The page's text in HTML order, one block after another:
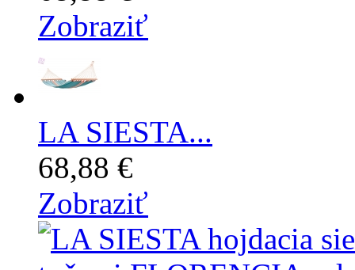
Zobraziť
LA SIESTA...
68,88 €
Zobraziť